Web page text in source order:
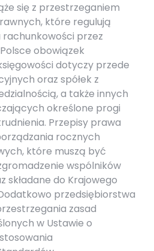
się z przestrzeganiem
które regulują
przez
obowiązek
dotyczy przede
oraz spółek z
a także innych
określone progi
Przepisy prawa
rocznych
które muszą być
wspólników
składane do Krajowego
przedsiębiorstwa
zasad
w Ustawie o